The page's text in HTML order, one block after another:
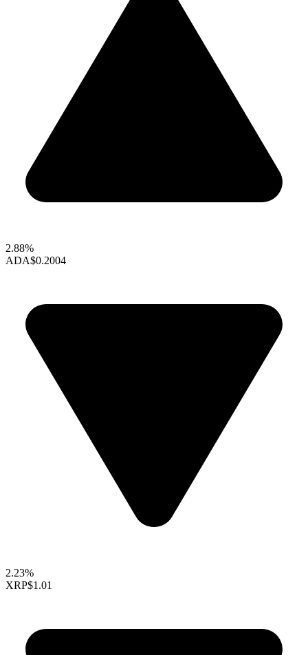
2.88%
ADA$0.2004
2.23%
XRP$1.01